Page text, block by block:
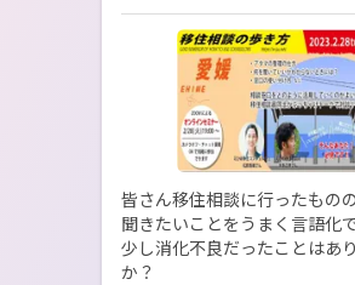
皆さん移住相談に行ったものの
聞きたいことをうまく言語化で
少し消化不良だったことはあ
か？